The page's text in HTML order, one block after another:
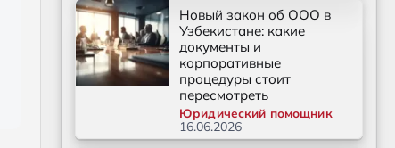
Новый закон об ООО в
Узбекистане: какие
документы и
корпоративные
процедуры стоит
пересмотреть
Юридический помощник
16.06.2026